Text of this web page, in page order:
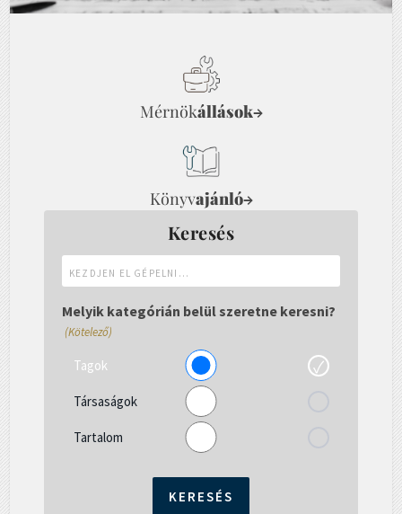
Mérnökállások→
Könyvajánló→
Keresés
el
gépelni...
Melyik kategórián belül szeretne keresni?
(Kötelező)
Tagok
Társaságok
Tartalom